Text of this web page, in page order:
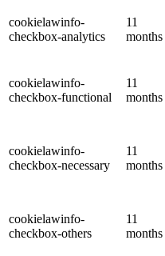
cookielawinfo-
checkbox-analytics
11
months
cookielawinfo-
checkbox-functional
11
months
cookielawinfo-
checkbox-necessary
11
months
cookielawinfo-
checkbox-others
11
months